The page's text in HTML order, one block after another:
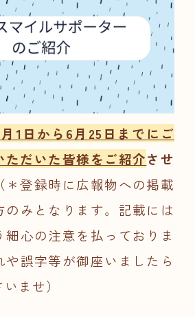
月1日から6月25日までにご
ただいた皆様をご紹介させ
（＊登録時に広報物への掲載
のみとなります。記載には
心の注意を払っておりま
誤字等が御座いましたら
ませ）